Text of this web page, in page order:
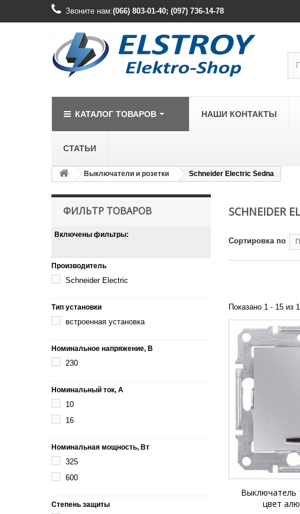
Звоните нам:(066) 803-01-40; (097) 736-14-78
КАТАЛОГ ТОВАРОВ
LEGRAND
Legrand Etika
Legrand Forix
Legrand Valena Classic
Legrand Valena Life
НАШИ КОНТАКТЫ
СТАТЬИ
Выключатели и розетки Schneider Electric Sedna
ФИЛЬТР ТОВАРОВ
Включены фильтры:
Производитель
Schneider Electric
Тип установки
встроенная установка
Номинальное напряжение, В
230
Номинальный ток, А
10
16
Номинальная мощность, Вт
325
600
Степень защиты
SCHNEIDER
Сортировка по
Показано 1 - 15 из
Выключатель
цвет